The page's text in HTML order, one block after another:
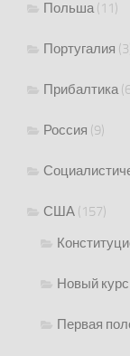
Польша(11)
Португалия
Прибалтика
Россия (9)
США (157)
Новый
Первая